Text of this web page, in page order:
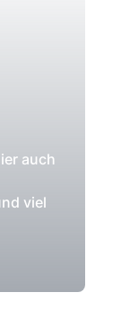
auch
viel